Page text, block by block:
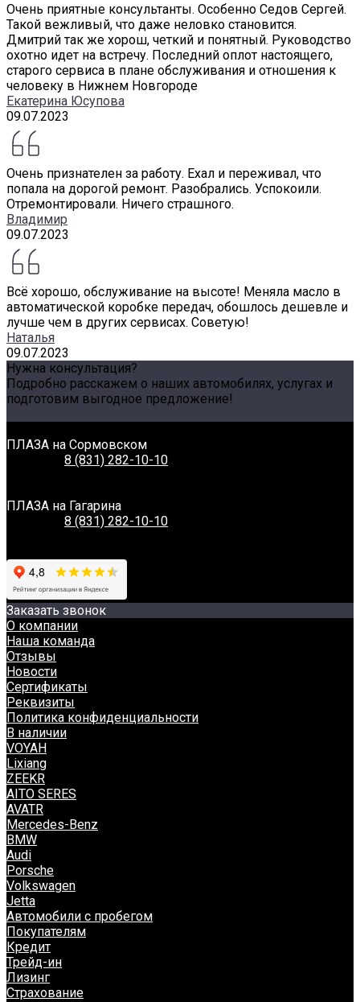
Очень приятные консультанты. Особенно Седов Сергей.
Такой вежливый, что даже неловко становится.
Дмитрий так же хорош, четкий и понятный. Руководство
охотно идет на встречу. Последний оплот настоящего,
старого сервиса в плане обслуживания и отношения к
человеку в Нижнем Новгороде
Екатерина Юсупова
09.07.2023
Очень признателен за работу. Ехал и переживал, что
попала на дорогой ремонт. Разобрались. Успокоили.
Отремонтировали. Ничего страшного.
Владимир
09.07.2023
Всё хорошо, обслуживание на высоте! Меняла масло в
автоматической коробке передач, обошлось дешевле и
лучше чем в других сервисах. Советую!
Наталья
09.07.2023
Нужна консультация?
Подробно расскажем о наших автомобилях, услугах и
подготовим выгодное предложение!
ПЛАЗА на Сормовском
8 (831) 282-10-10
ПЛАЗА на Гагарина
8 (831) 282-10-10
Заказать звонок
О компании
Наша команда
Отзывы
Новости
Сертификаты
Реквизиты
Политика конфиденциальности
В наличии
VOYAH
Lixiang
ZEEKR
AITO SERES
AVATR
Mercedes-Benz
BMW
Audi
Porsche
Volkswagen
Jetta
Автомобили с пробегом
Покупателям
Кредит
Трейд-ин
Лизинг
Страхование